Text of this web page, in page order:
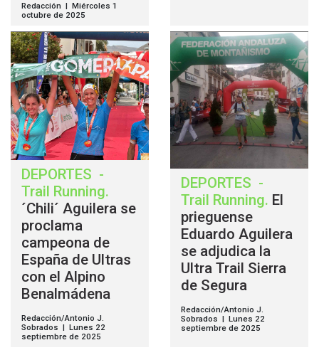
Redacción | Miércoles 1
octubre de 2025
DEPORTES -
Trail Running.
´Chili´ Aguilera se
proclama
campeona de
España de Ultras
con el Alpino
Benalmádena
Redacción/Antonio J.
Sobrados | Lunes 22
septiembre de 2025
DEPORTES -
Trail Running. El
prieguense
Eduardo Aguilera
se adjudica la
Ultra Trail Sierra
de Segura
Redacción/Antonio J.
Sobrados | Lunes 22
septiembre de 2025